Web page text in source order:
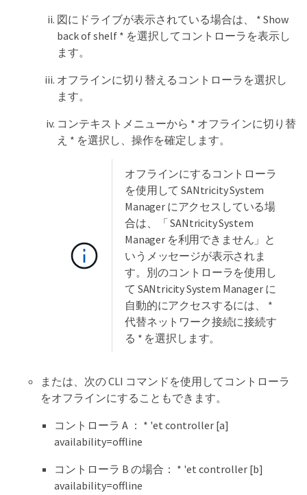
図にドライブが表示されている場合は、 * Show
back of shelf * を選択してコントローラを表示し
ます。
オフラインに切り替えるコントローラを選択し
ます。
コンテキストメニューから * オフラインに切り替
え * を選択し、操作を確定します。
オフラインにするコントローラ
を使用して SANtricity System
Manager にアクセスしている場
合は、「 SANtricity System
Manager を利用できません」と
いうメッセージが表示されま
す。別のコントローラを使用し
て SANtricity System Manager に
自動的にアクセスするには、 *
代替ネットワーク接続に接続す
る * を選択します。
または、次の CLI コマンドを使用してコントローラ
をオフラインにすることもできます。
コントローラ A ： * 'et controller [a]
availability=offline
コントローラ B の場合： * 'et controller [b]
availability=offline